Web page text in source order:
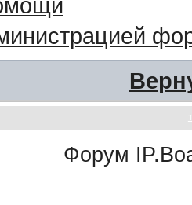
Форум